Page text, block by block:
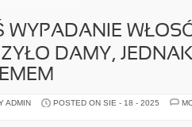
WYPADANIE
DAMY,
ADMIN POSTED ON SIE - 18 - 2025